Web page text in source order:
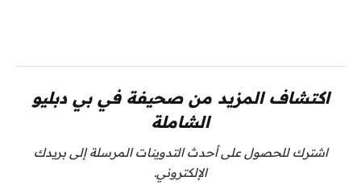
اكتشاف المزيد من صحيفة في بي دبليو
الشاملة
اشترك للحصول على أحدث التدوينات المرسلة إلى بريدك
الإلكتروني.